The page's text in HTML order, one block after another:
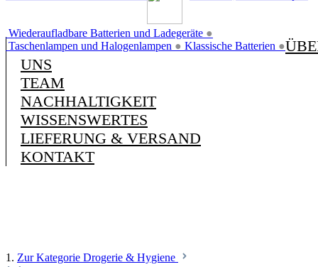
Wiederaufladbare Batterien und Ladegeräte ●
Taschenlampen und Halogenlampen ● Klassische Batterien ●
UNS
TEAM
NACHHALTIGKEIT
WISSENSWERTES
LIEFERUNG & VERSAND
KONTAKT
1. Zur Kategorie Drogerie & Hygiene